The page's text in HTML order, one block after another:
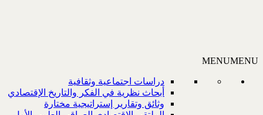
MENUMENU
دراسات اجتماعية وثقافية
أبحاث نظرية في الفكر والتاريخ الإقتصادي
وثائق وتقارير إستراتيجية مختارة